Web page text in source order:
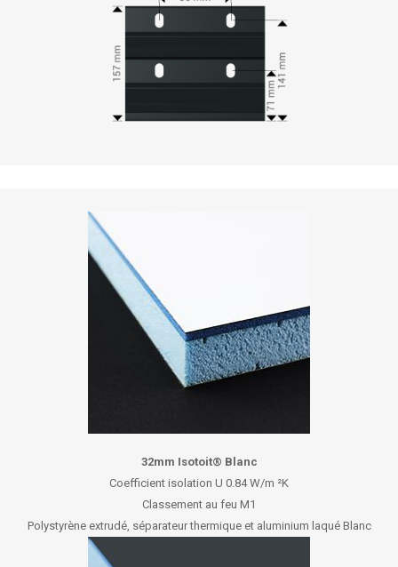
32mm Isotoit® Blanc
Coefficient isolation U 0.84 W/m ²K
Classement au feu M1
Polystyrène extrudé, séparateur thermique et aluminium laqué Blanc